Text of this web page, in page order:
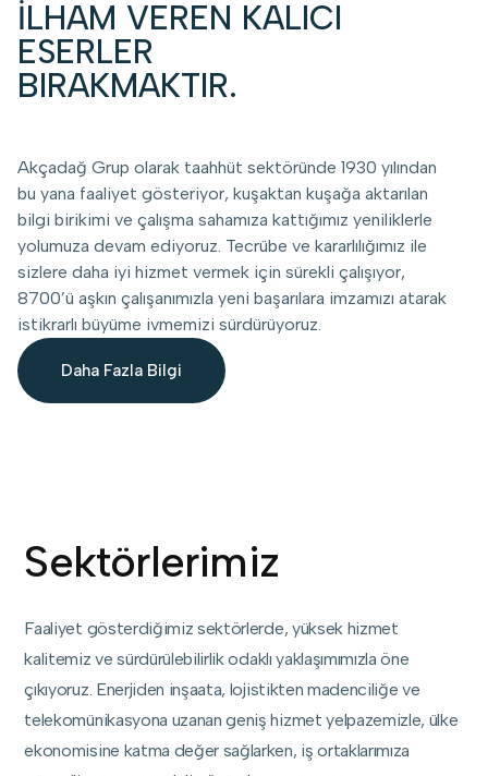
İLHAM VEREN KALICI
ESERLER
BIRAKMAKTIR.
Akçadağ Grup olarak taahhüt sektöründe 1930 yılından
bu yana faaliyet gösteriyor, kuşaktan kuşağa aktarılan
bilgi birikimi ve çalışma sahamıza kattığımız yeniliklerle
yolumuza devam ediyoruz. Tecrübe ve kararlılığımız ile
sizlere daha iyi hizmet vermek için sürekli çalışıyor,
8700’ü aşkın çalışanımızla yeni başarılara imzamızı atarak
istikrarlı büyüme ivmemizi sürdürüyoruz.
Daha Fazla Bilgi
Sektörlerimiz
Faaliyet gösterdiğimiz sektörlerde, yüksek hizmet
kalitemiz ve sürdürülebilirlik odaklı yaklaşımımızla öne
çıkıyoruz. Enerjiden inşaata, lojistikten madenciliğe ve
telekomünikasyona uzanan geniş hizmet yelpazemizle, ülke
ekonomisine katma değer sağlarken, iş ortaklarımıza